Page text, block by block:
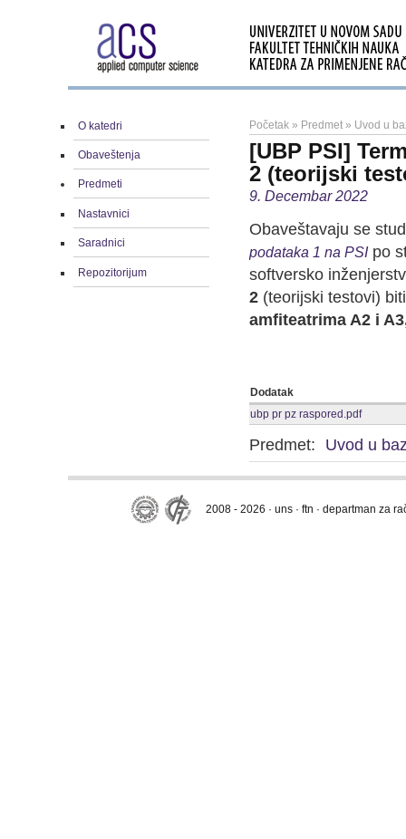
O katedri
Obaveštenja
Predmeti
Nastavnici
Saradnici
Repozitorijum
Početak » Predmet » Uvod u
[UBP PSI]
2 (teorijski
9. Decembar 2022
Obaveštavaju se
podataka 1 na PSIpo
softversko
2 (teorijski testovi)
amfiteatrima A2 i
Dodatak
ubp pr pz raspored.pdf
Predmet: Uvod u
2008 - 2026 · uns · ftn · departman za